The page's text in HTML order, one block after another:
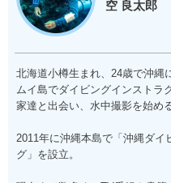
空 良太郎
北海道小樽生まれ、24歳で沖縄
ムイ島でダイビングインストラ
家達と出会い、水中撮影を始める
2011年に沖縄本島で「沖縄ダ
グ」を設立。